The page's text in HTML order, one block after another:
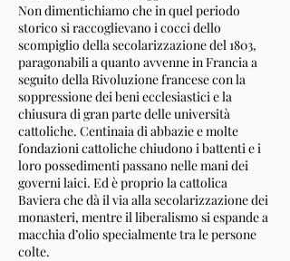
Non dimentichiamo che in quel periodo
storico si raccoglievano i cocci dello
scompiglio della secolarizzazione del 1803,
paragonabili a quanto avvenne in Francia a
seguito della Rivoluzione francese con la
soppressione dei beni ecclesiastici e la
chiusura di gran parte delle università
cattoliche. Centinaia di abbazie e molte
fondazioni cattoliche chiudono i battenti e i
loro possedimenti passano nelle mani dei
governi laici. Ed è proprio la cattolica
Baviera che dà il via alla secolarizzazione dei
monasteri, mentre il liberalismo si espande a
macchia d’olio specialmente tra le persone
colte.